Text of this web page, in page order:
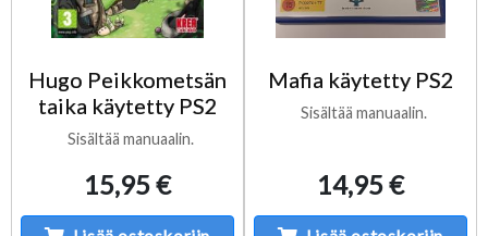
Hugo Peikkometsän
taika käytetty PS2
Sisältää manuaalin.
15,95 €
Mafia käytetty PS2
Sisältää manuaalin.
14,95 €